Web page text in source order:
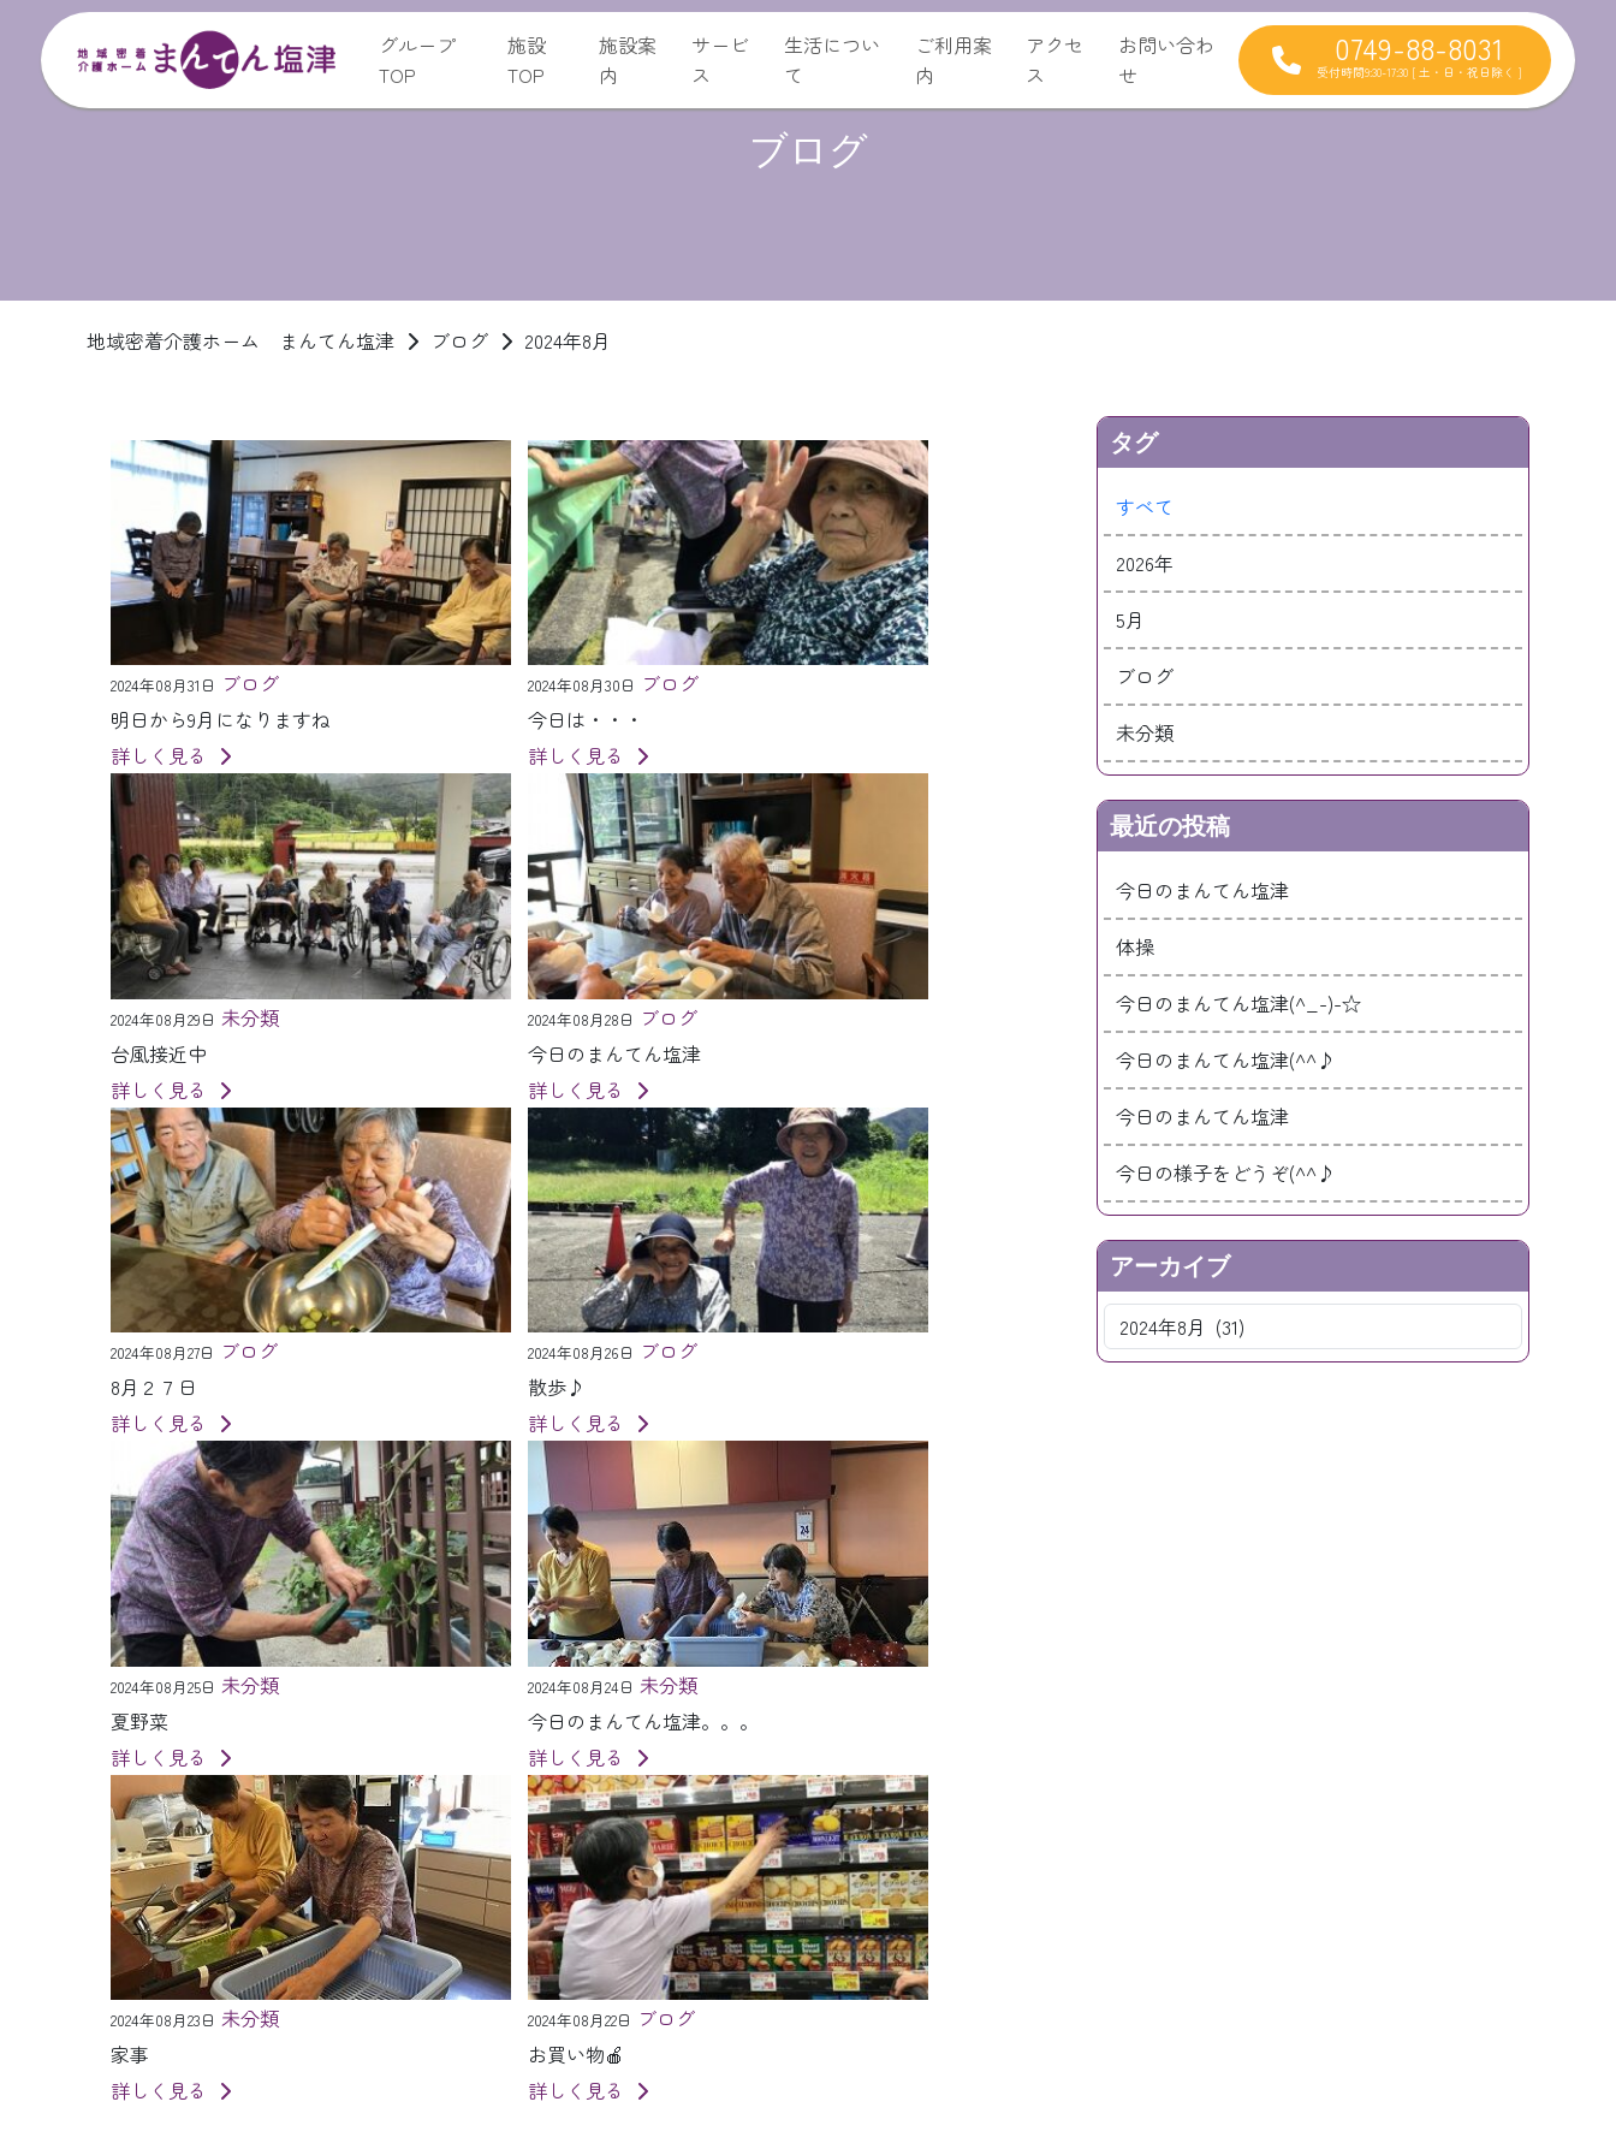
グループ
TOP
施設
TOP
施設案
内
サービ
ス
生活につい
て
ご利用案
内
アクセ
ス
お問い合わ
せ
0749-88-8031
受付時間9:30-17:30 [ 土・日・祝日除く ]
ブログ
地域密着介護ホーム まんてん塩津 ブログ 2024年8月
2024年08月31日 ブログ
明日から9月になりますね
詳しく見る
2024年08月30日 ブログ
今日は・・・
詳しく見る
2024年08月29日 未分類
台風接近中
詳しく見る
2024年08月28日 ブログ
今日のまんてん塩津
詳しく見る
2024年08月27日 ブログ
8月２７日
詳しく見る
2024年08月26日 ブログ
散歩♪
詳しく見る
2024年08月25日 未分類
夏野菜
詳しく見る
2024年08月24日 未分類
今日のまんてん塩津。。。
詳しく見る
2024年08月23日 未分類
家事
詳しく見る
2024年08月22日 ブログ
お買い物🍎
詳しく見る
タグ
すべて
2026年
5月
ブログ
未分類
最近の投稿
今日のまんてん塩津
体操
今日のまんてん塩津(^_-)-☆
今日のまんてん塩津(^^♪
今日のまんてん塩津
今日の様子をどうぞ(^^♪
アーカイブ